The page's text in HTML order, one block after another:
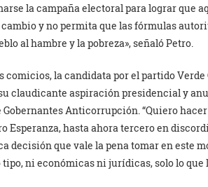
la campaña electoral para lograr que
y no permita que las fórmulas
al hambre y la pobreza», señaló Petro.
comicios, la candidata por el partido
claudicante aspiración presidencial y
Gobernantes Anticorrupción. “Quiero
Esperanza, hasta ahora tercero en
decisión que vale la pena tomar en este
ni económicas ni jurídicas, solo lo que